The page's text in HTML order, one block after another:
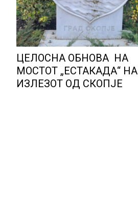
ЦЕЛОСНА ОБНОВА НА
МОСТОТ „ЕСТАКАДА“ НА
ИЗЛЕЗОТ ОД СКОПЈЕ